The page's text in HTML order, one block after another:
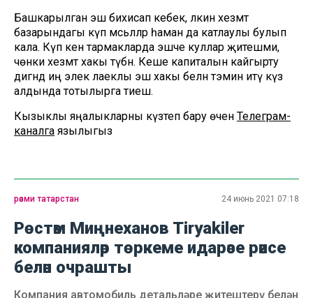
Башкарылган эш бихисап кебек, ләкин хезмәт
базарындагы күп мәсьәләләр һаман да катлаулы булып
кала. Күп кенә тармакларда эшче куллар җитешми,
чөнки хезмәт хакы түбән. Кеше капиталын кайгырту
дигәндә иң элек лаеклы эш хакы белән тәэмин итү күз
алдында тотылырга тиеш.
Кызыклы яңалыкларны күзәтеп бару өчен Телеграм-
каналга язылыгыз
рәсми татарстан 24 июнь 2021 07:18
Рөстәм Миңнеханов Tiryakiler
компанияләр төркеме идарәсе рәисе
белән очрашты
Компания автомобиль детальләре җитештерү белән